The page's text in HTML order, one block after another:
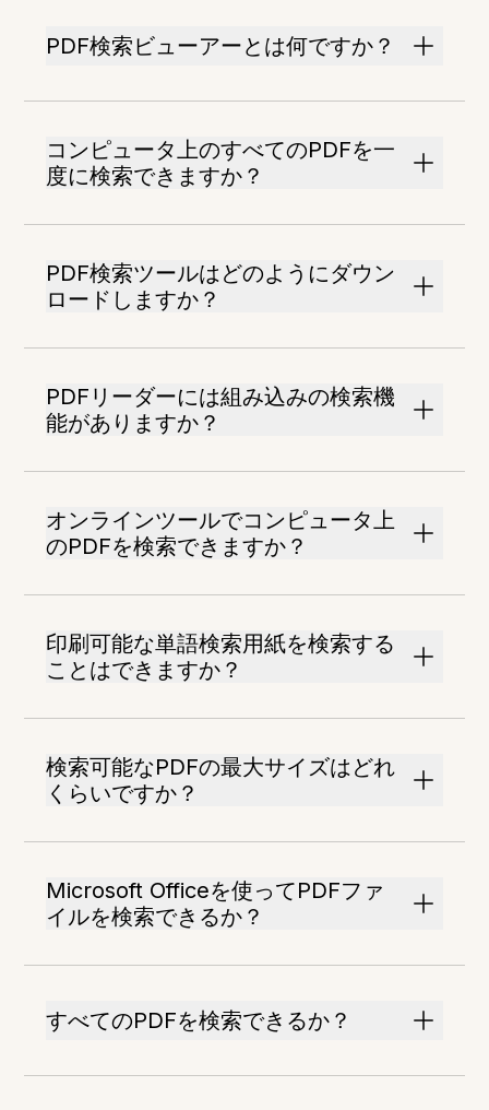
PDF検索ビューアーとは何ですか？
コンピュータ上のすべてのPDFを一
度に検索できますか？
PDF検索ツールはどのようにダウン
ロードしますか？
PDFリーダーには組み込みの検索機
能がありますか？
オンラインツールでコンピュータ上
のPDFを検索できますか？
印刷可能な単語検索用紙を検索する
ことはできますか？
検索可能なPDFの最大サイズはどれ
くらいですか？
Microsoft Officeを使ってPDFファ
イルを検索できるか？
すべてのPDFを検索できるか？